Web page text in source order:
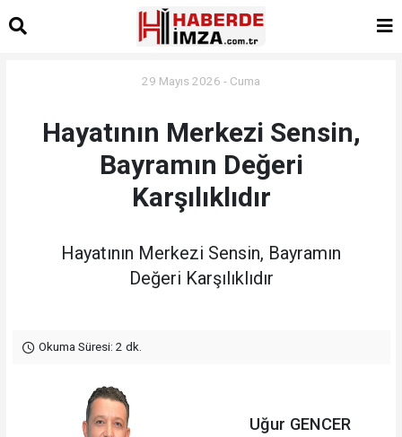
29 Mayıs 2026 - Cuma
Hayatının Merkezi Sensin,
Bayramın Değeri
Karşılıklıdır
Hayatının Merkezi Sensin, Bayramın
Değeri Karşılıklıdır
Okuma Süresi: 2 dk.
Uğur GENCER